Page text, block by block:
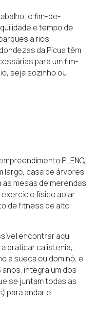
o fim-de-
e tempo de
a rios,
da Pícua têm
para um fim-
seja sozinho ou
PLENO,
largo, casa de árvores
mesas de merendas,
físico ao ar
de fitness de alto
encontrar aqui
praticar calistenia,
a sueca ou dominó, e
anos, integra um dos
se juntam todas as
para andar e